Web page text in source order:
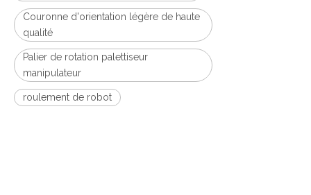
Couronne d'orientation légère de haute
qualité
Palier de rotation palettiseur
manipulateur
roulement de robot